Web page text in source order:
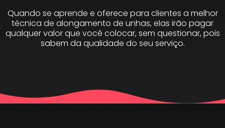
Quando se aprende e oferece para clientes a melhor
técnica de alongamento de unhas, elas irão pagar
qualquer valor que você colocar, sem questionar, pois
sabem da qualidade do seu serviço.